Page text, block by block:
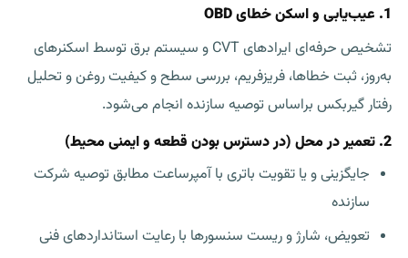
1. عیب‌یابی و اسکن خطای OBD
تشخیص حرفه‌ای ایرادهای CVT و سیستم برق توسط اسکنرهای
به‌روز، ثبت خطاها، فریزفریم، بررسی سطح و کیفیت روغن و تحلیل
رفتار گیربکس براساس توصیه سازنده انجام می‌شود.
2. تعمیر در محل (در دسترس بودن قطعه و ایمنی محیط)
جایگزینی و یا تقویت باتری با آمپرساعت مطابق توصیه شرکت
سازنده
تعویض، شارژ و ریست سنسورها با رعایت استانداردهای فنی